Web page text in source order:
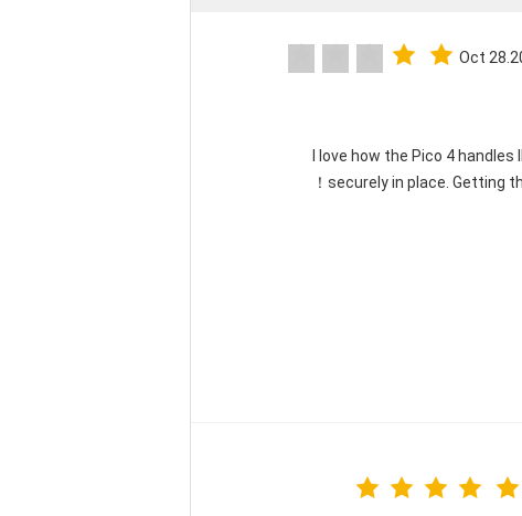
Oct
"I love how the Pico 4
securely in place. Getting